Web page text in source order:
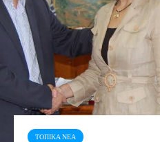
ΤΟΠΙΚΑ ΝΕΑ